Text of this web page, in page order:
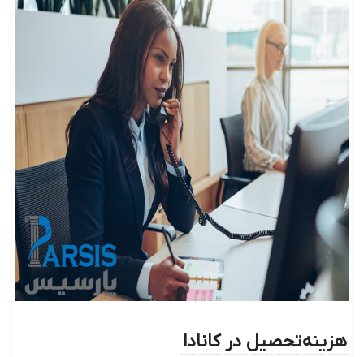
هزینه تحصیل در کانادا